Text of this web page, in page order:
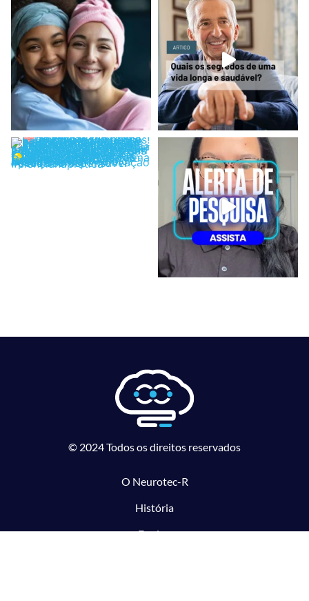
© 2024 Todos os direitos reservados
O Neurotec-R
História
Equipe